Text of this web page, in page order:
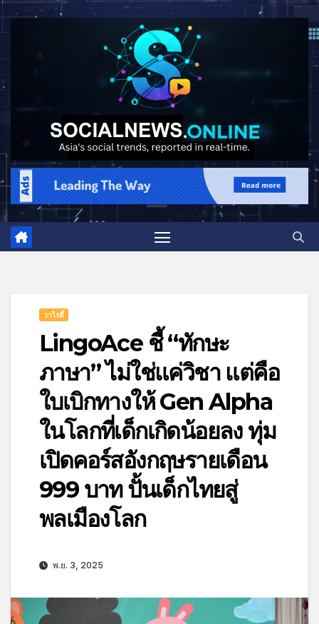
วาไรตี้
LingoAce ชี้ “ทักษะ
ภาษา” ไม่ใช่แค่วิชา แต่คือ
ใบเบิกทางให้ Gen Alpha
ในโลกที่เด็กเกิดน้อยลง ทุ่ม
เปิดคอร์สอังกฤษรายเดือน
999 บาท ปั้นเด็กไทยสู่
พลเมืองโลก
พ.ย. 3, 2025